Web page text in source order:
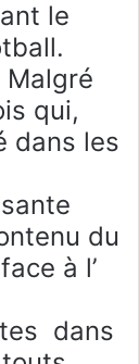
le
Malgré
qui,
dans les
du
à l’
dans